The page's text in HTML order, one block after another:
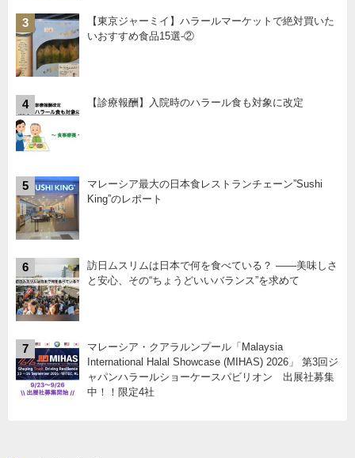
3
【東京ジャーミイ】ハラールマーケットで絶対買いた
いおすすめ食品15選-②
4 【診療報酬】入院時のハラール食も対象に改定
5
マレーシア最大の日本食レストランチェーン”Sushi
King”のレポート
6
訪日ムスリムは日本で何を食べている？ ――美味しさ
と安心、その“ちょうどいいバランス”を求めて
7
マレーシア・クアラルンプール「Malaysia
International Halal Showcase (MIHAS) 2026」 第3回ジ
ャパンハラールショーケースパビリオン 出展社募集
中！！限定4社